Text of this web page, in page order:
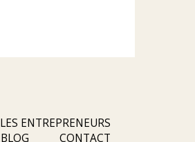
LES ENTREPRENEURS
BLOG
CONTACT